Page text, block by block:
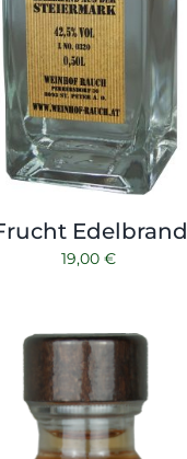
Edelbrand
19,00 €